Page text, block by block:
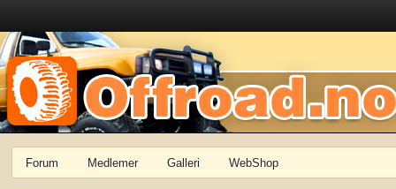
Forum Medlemer Galleri WebShop